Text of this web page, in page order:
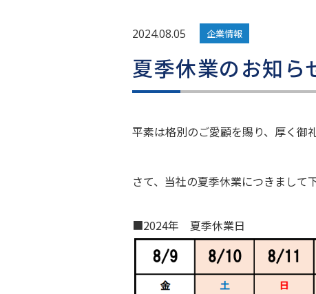
2024.08.05 企業情報
夏季休業のお知ら
平素は格別のご愛顧を賜り、厚く御
さて、当社の夏季休業につきまして
■2024年 夏季休業日